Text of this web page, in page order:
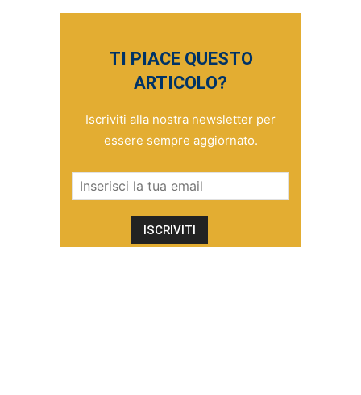
TI PIACE QUESTO
ARTICOLO?
Iscriviti alla nostra newsletter per
essere sempre aggiornato.